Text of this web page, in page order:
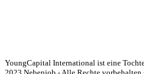
YoungCapital International ist eine